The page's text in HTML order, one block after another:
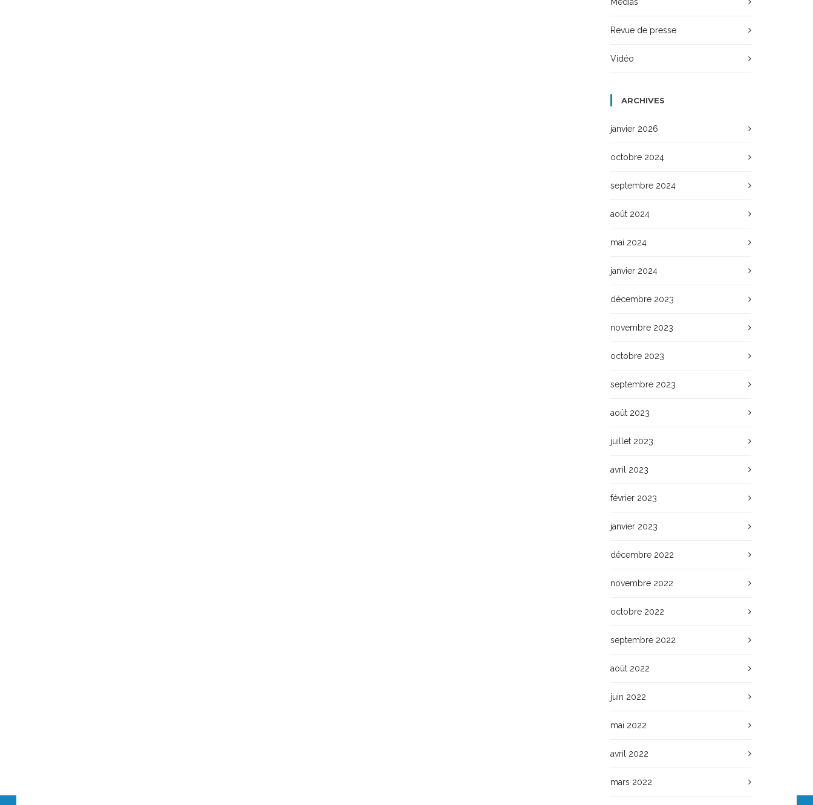
Revue de presse
Vidéo
ARCHIVES
janvier 2026
octobre 2024
septembre 2024
août 2024
mai 2024
janvier 2024
décembre 2023
novembre 2023
octobre 2023
septembre 2023
août 2023
juillet 2023
avril 2023
février 2023
janvier 2023
décembre 2022
novembre 2022
octobre 2022
septembre 2022
août 2022
juin 2022
mai 2022
avril 2022
mars 2022